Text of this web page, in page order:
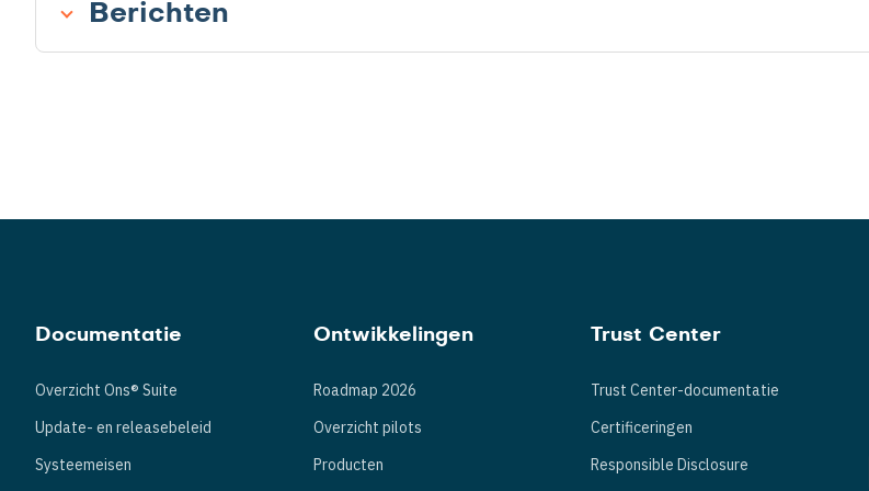
Berichten
Documentatie
Overzicht Ons® Suite
Update- en releasebeleid
Systeemeisen
Ontwikkelingen
Roadmap 2026
Overzicht pilots
Producten
Trust Center
Trust Center-documentatie
Certificeringen
Responsible Disclosure